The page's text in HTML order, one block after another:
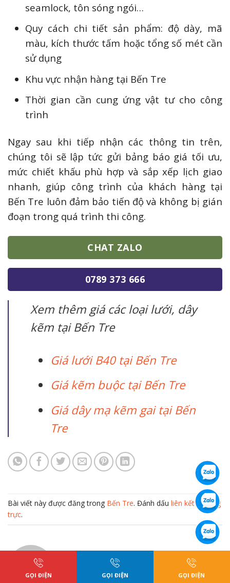
seamlock, tôn sóng ngói…
Quy cách chi tiết sản phẩm: độ dày, mã
màu, kích thước tấm hoặc tổng số mét cần
sử dụng
Khu vực nhận hàng tại Bến Tre
Thời gian cần cung ứng vật tư cho công
trình
Ngay sau khi tiếp nhận các thông tin trên,
chúng tôi sẽ lập tức gửi bảng báo giá tối ưu,
mức chiết khấu phù hợp và sắp xếp lịch giao
nhanh, giúp công trình của khách hàng tại
Bến Tre luôn đảm bảo tiến độ và không bị gián
đoạn trong quá trình thi công.
CHAT ZALO
0789 373 666
Xem thêm giá các loại lưới, dây
kẽm tại Bến Tre
Giá lưới B40 tại Bến Tre
Giá kẽm buộc tại Bến Tre
Giá dây mạ kẽm gai tại Bến
Tre
Bài viết này được đăng trong Bến Tre. Đánh dấu liên kết thường
trực.
XUANMANHHA
GỌI ĐIỆN GỌI ĐIỆN GỌI ĐIỆN